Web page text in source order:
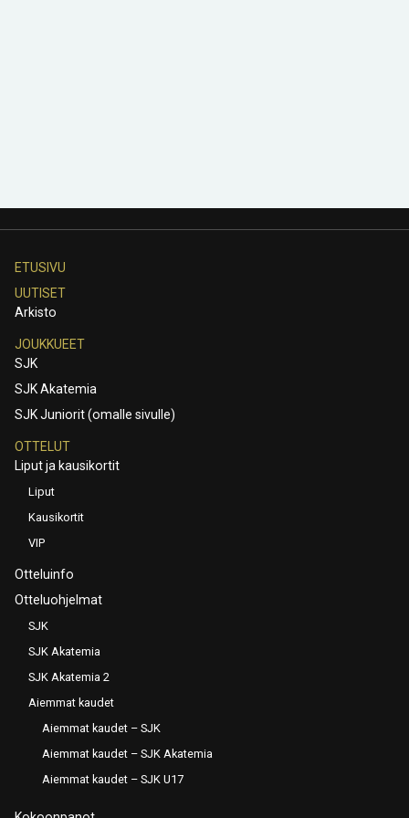
ETUSIVU
UUTISET
Arkisto
JOUKKUEET
SJK
SJK Akatemia
SJK Juniorit (omalle sivulle)
OTTELUT
Liput ja kausikortit
Liput
Kausikortit
VIP
Otteluinfo
Otteluohjelmat
SJK
SJK Akatemia
SJK Akatemia 2
Aiemmat kaudet
Aiemmat kaudet – SJK
Aiemmat kaudet – SJK Akatemia
Aiemmat kaudet – SJK U17